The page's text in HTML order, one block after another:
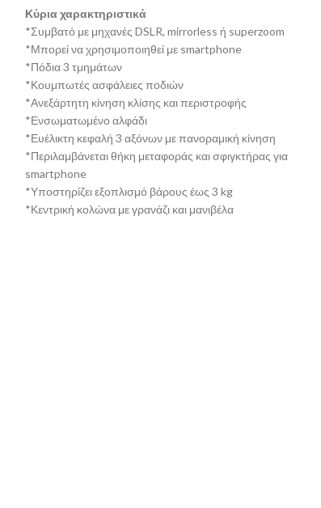
Κύρια χαρακτηριστικά
*Συμβατό με μηχανές DSLR, mirrorless ή superzoom
*Μπορεί να χρησιμοποιηθεί με smartphone
*Πόδια 3 τμημάτων
*Κουμπωτές ασφάλειες ποδιών
*Ανεξάρτητη κίνηση κλίσης και περιστροφής
*Ενσωματωμένο αλφάδι
*Ευέλικτη κεφαλή 3 αξόνων με πανοραμική κίνηση
*Περιλαμβάνεται θήκη μεταφοράς και σφιγκτήρας για
smartphone
*Υποστηρίζει εξοπλισμό βάρους έως 3 kg
*Κεντρική κολώνα με γρανάζι και μανιβέλα